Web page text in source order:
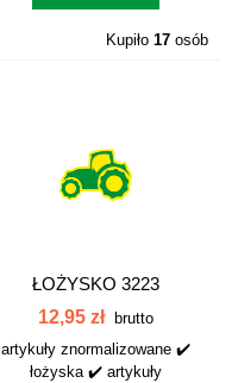
Kupiło 17 osób
ŁOŻYSKO 3223
MISECZKA KRZY PFK-
12,95 zł
brutto
artykuły znormalizowane ✔️
łożyska ✔️ artykuły